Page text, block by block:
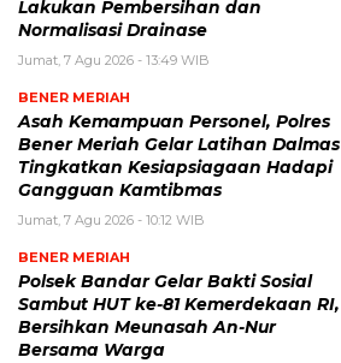
Lakukan Pembersihan dan
Normalisasi Drainase
Jumat, 7 Agu 2026 - 13:49 WIB
BENER MERIAH
Asah Kemampuan Personel, Polres
Bener Meriah Gelar Latihan Dalmas
Tingkatkan Kesiapsiagaan Hadapi
Gangguan Kamtibmas
Jumat, 7 Agu 2026 - 10:12 WIB
BENER MERIAH
Polsek Bandar Gelar Bakti Sosial
Sambut HUT ke-81 Kemerdekaan RI,
Bersihkan Meunasah An-Nur
Bersama Warga